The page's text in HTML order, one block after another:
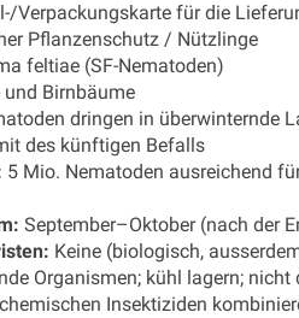
Verpackungskarte für die
Pflanzenschutz / Nützlinge
feltiae (SF-Nematoden)
und Birnbäume
dringen in überwinternde
des künftigen Befalls
5 Mio. Nematoden ausreichend
September–Oktober (nach der
Keine (biologisch,
Organismen; kühl lagern;
Insektiziden